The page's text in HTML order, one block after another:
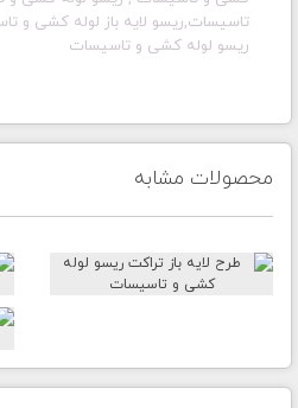
تاسیسات,ریسو لایه باز لوله کشی و
ریسو لوله کشی و تاسیسات
محصولات مشابه